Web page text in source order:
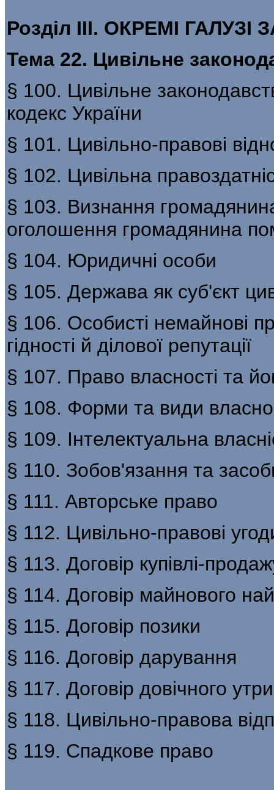
Розділ III. ОКРЕМІ
Тема 22. Цивільне
§ 100. Цивільне
кодекс України
§ 101. Цивільно-правові
§ 102. Цивільна
§ 103. Визнання громадянина
оголошення громадянина
§ 104. Юридичні особи
§ 105. Держава як суб'єкт
§ 106. Особисті немайнові
гідності й ділової репутації
§ 107. Право власності та
§ 108. Форми та види
§ 109. Інтелектуальна
§ 110. Зобов'язання та
§ 111. Авторське право
§ 112. Цивільно-правові
§ 113. Договір купівлі-
§ 114. Договір майнового
§ 115. Договір позики
§ 116. Договір дарування
§ 117. Договір довічного
§ 118. Цивільно-правова
§ 119. Спадкове право